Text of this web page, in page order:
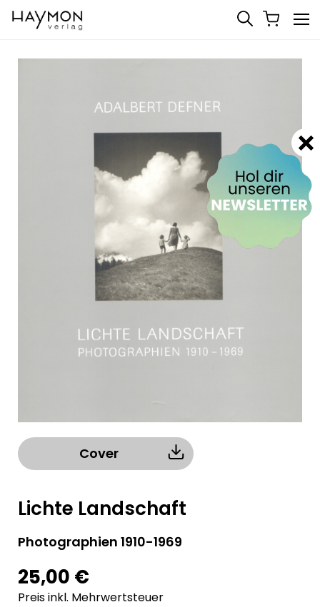
Cover
Lichte Landschaft
Photographien 1910-1969
25,00 €
Preis inkl. Mehrwertsteuer